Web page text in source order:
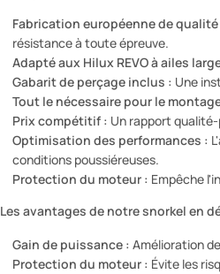
Fabrication européenne de qualité
résistance à toute épreuve.
Adapté aux Hilux REVO à ailes
Gabarit de perçage inclus : Une
Tout le nécessaire pour le
Prix compétitif : Un rapport
Optimisation des performances :
conditions poussiéreuses.
Protection du moteur : Empêche
Les avantages de notre snorkel en
Gain de puissance : Amélioration
Protection du moteur : Évite les